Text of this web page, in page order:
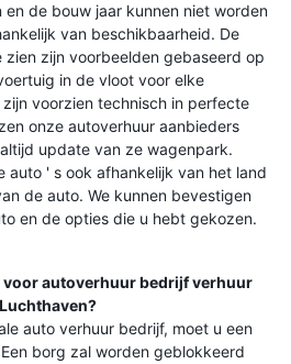
de bouw jaar kunnen niet worden
van beschikbaarheid. De
zijn voorbeelden gebaseerd op
in de vloot voor elke
voorzien technisch in perfecte
onze autoverhuur aanbieders
update van ze wagenpark.
auto ' s ook afhankelijk van het land
de auto. We kunnen bevestigen
en de opties die u hebt gekozen.
autoverhuur bedrijf verhuur
?
auto verhuur bedrijf, moet u een
borg zal worden geblokkeerd